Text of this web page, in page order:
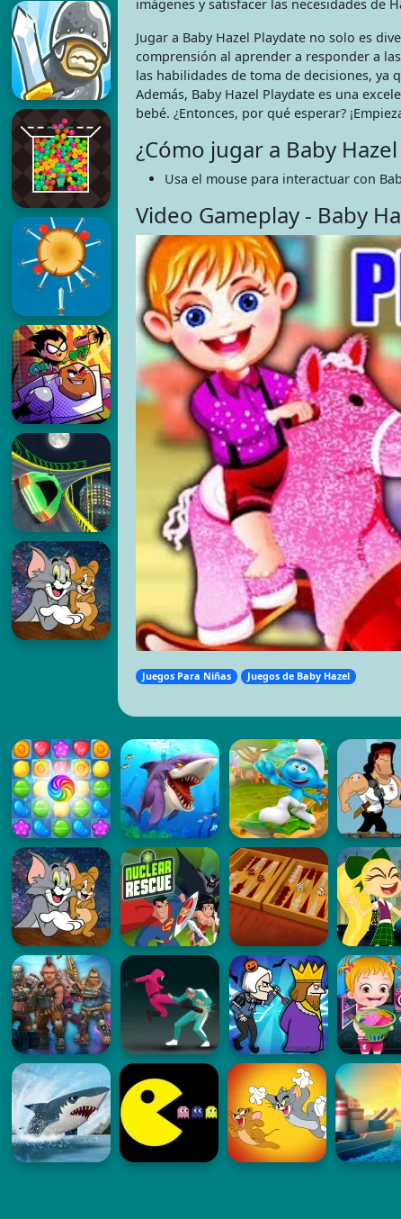
imágenes y satisfacer las necesidades de
Jugar a Baby Hazel Playdate no solo es
comprensión al aprender a responder a
las habilidades de toma de decisiones, ya
Además, Baby Hazel Playdate es una
bebé. ¿Entonces, por qué esperar?
¿Cómo jugar a Baby
Usa el mouse para interactuar con
Video Gameplay - Baby
Juegos Para Niñas Juegos de Baby Hazel